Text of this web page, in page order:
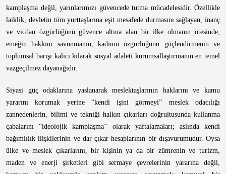
kamplaşma değil, yarınlarımızı güvencede tutma mücadelesidir. Özellikle
laiklik, devletin tüm yurttaşlarına eşit mesafede durmasını sağlayan, inanç
ve vicdan özgürlüğünü güvence altına alan bir ilke olmanın ötesinde;
emeğin hakkını savunmanın, kadının özgürlüğünü güçlendirmenin ve
toplumsal barışı kalıcı kılarak sosyal adaleti kurumsallaştırmanın en temel
vazgeçilmez dayanağıdır.
Siyasi güç odaklarına yaslanarak meslektaşlarının haklarını ve kamu
yararını korumak yerine “kendi işini görmeyi” meslek odacılığı
zannedenlerin, bilimi ve tekniği halkın çıkarları doğrultusunda kullanma
çabalarını “ideolojik kamplaşma” olarak yaftalamaları; aslında kendi
bağımlılık ilişkilerinin ve dar çıkar hesaplarının bir dışavurumudur. Oysa
ülke ve meslek çıkarlarını, bir kişinin ya da bir zümrenin ve turizm,
maden ve enerji şirketleri gibi sermaye çevrelerinin yararına değil,